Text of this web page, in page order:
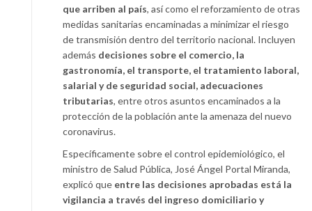
que arriben al país, así como el reforzamiento de otras
medidas sanitarias encaminadas a minimizar el riesgo
de transmisión dentro del territorio nacional. Incluyen
además decisiones sobre el comercio, la
gastronomía, el transporte, el tratamiento laboral,
salarial y de seguridad social, adecuaciones
tributarias, entre otros asuntos encaminados a la
protección de la población ante la amenaza del nuevo
coronavirus.
Específicamente sobre el control epidemiológico, el
ministro de Salud Pública, José Ángel Portal Miranda,
explicó que entre las decisiones aprobadas está la
vigilancia a través del ingreso domiciliario y